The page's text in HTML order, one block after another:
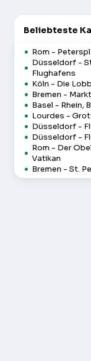
Beliebteste
Rom -
Düsseldorf -
Flughafens
Köln - Die
Bremen -
Basel - Rhein,
Lourdes -
Düsseldorf -
Düsseldorf -
Rom - Der
Vatikan
Bremen - St.